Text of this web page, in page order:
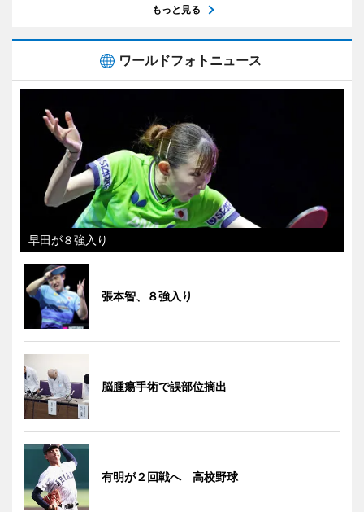
もっと見る
ワールドフォトニュース
早田が８強入り
張本智、８強入り
脳腫瘍手術で誤部位摘出
有明が２回戦へ 高校野球